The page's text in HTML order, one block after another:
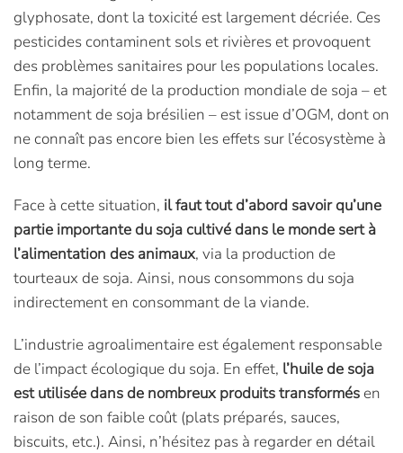
glyphosate, dont la toxicité est largement décriée. Ces
pesticides contaminent sols et rivières et provoquent
des problèmes sanitaires pour les populations locales.
Enfin, la majorité de la production mondiale de soja – et
notamment de soja brésilien – est issue d’OGM, dont on
ne connaît pas encore bien les effets sur l’écosystème à
long terme.
Face à cette situation, il faut tout d’abord savoir qu’une
partie importante du soja cultivé dans le monde sert à
l’alimentation des animaux, via la production de
tourteaux de soja. Ainsi, nous consommons du soja
indirectement en consommant de la viande.
L’industrie agroalimentaire est également responsable
de l’impact écologique du soja. En effet, l’huile de soja
est utilisée dans de nombreux produits transformésen
raison de son faible coût (plats préparés, sauces,
biscuits, etc.). Ainsi, n’hésitez pas à regarder en détail